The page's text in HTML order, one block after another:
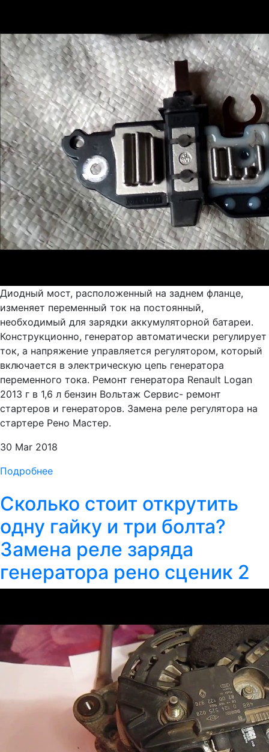
Диодный мост, расположенный на заднем фланце,
изменяет переменный ток на постоянный,
необходимый для зарядки аккумуляторной батареи.
Конструкционно, генератор автоматически регулирует
ток, а напряжение управляется регулятором, который
включается в электрическую цепь генератора
переменного тока. Ремонт генератора Renault Logan
2013 г в 1,6 л бензин Вольтаж Сервис- ремонт
стартеров и генераторов. Замена реле регулятора на
стартере Рено Мастер.
30 Mar 2018
Подробнее
Сколько стоит открутить
одну гайку и три болта?
Замена реле заряда
генератора рено сценик 2